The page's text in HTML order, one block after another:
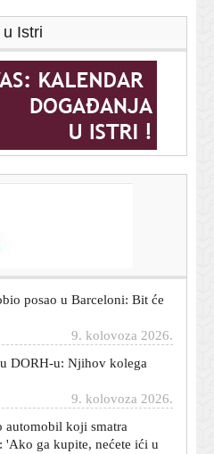
Istri
plan za Gazu: 'Neće biti
DORH-u: Njihov kolega
automobil koji smatra
ga kupite, nećete ići u